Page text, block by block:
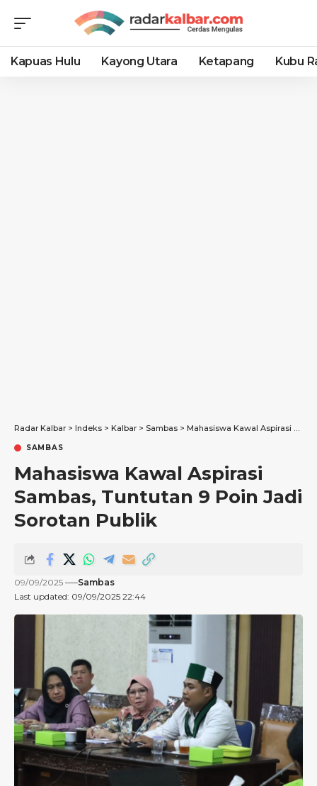
Kapuas Hulu Kayong Utara Ketapang Kubu
Radar Kalbar > Indeks > Kalbar > Sambas > Mahasiswa Kawal Aspirasi Sambas, Tuntutan 9 Poin Jadi Sorotan Publik
SAMBAS
Mahasiswa Kawal Aspirasi
Sambas, Tuntutan 9 Poin Jadi
Sorotan Publik
Last updated: 09/09/2025 22:44
09/09/2025 Sambas